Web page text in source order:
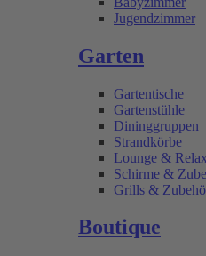
Jugendzimmer
Garten
Gartentische
Gartenstühle
Dininggruppen
Strandkörbe
Lounge & Relax
Schirme &
Grills &
Boutique